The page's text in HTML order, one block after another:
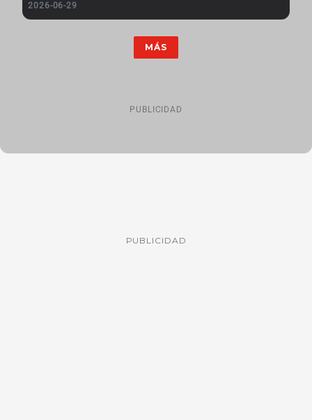
2026-06-29
MÁS
PUBLICIDAD
PUBLICIDAD